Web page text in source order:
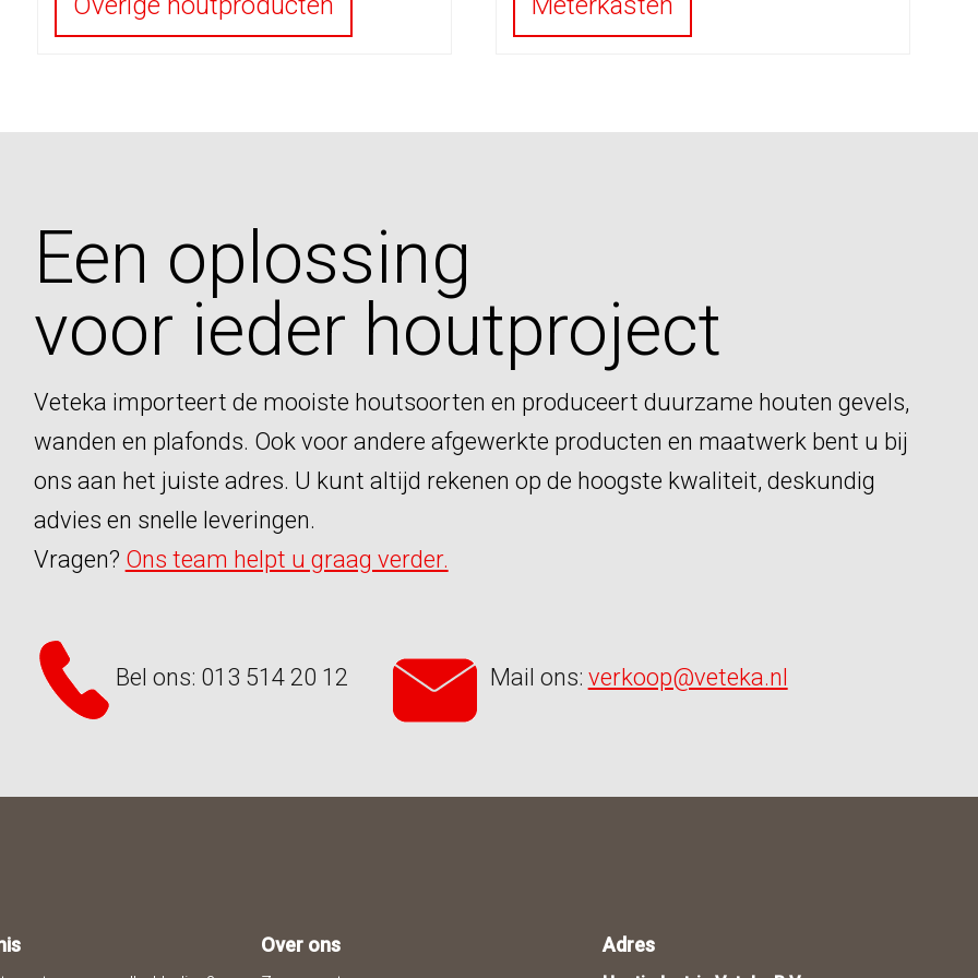
Een oplossing
voor ieder houtproject
Veteka importeert de mooiste houtsoorten en produceert duurzame houten gevels,
wanden en plafonds. Ook voor andere afgewerkte producten en maatwerk bent u bij
ons aan het juiste adres. U kunt altijd rekenen op de hoogste kwaliteit, deskundig
advies en snelle leveringen.
Vragen? Ons team helpt u graag verder.
Bel ons: 013 514 20 12 Mail ons: verkoop@veteka.nl
Over ons Adres